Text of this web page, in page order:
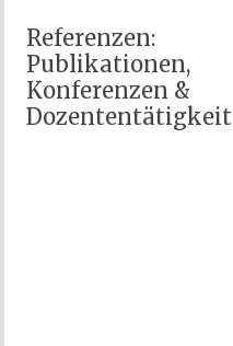
Referenzen:
Publikationen,
Konferenzen &
Dozententätigkeit